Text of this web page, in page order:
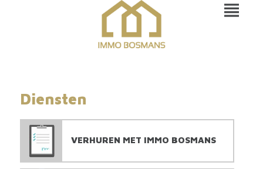
Diensten
VERHUREN MET IMMO BOSMANS